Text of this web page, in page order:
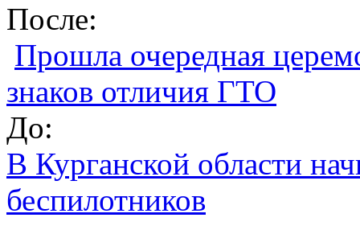
После:
Прошла очередная
знаков отличия ГТО
До:
В Курганской области
беспилотников